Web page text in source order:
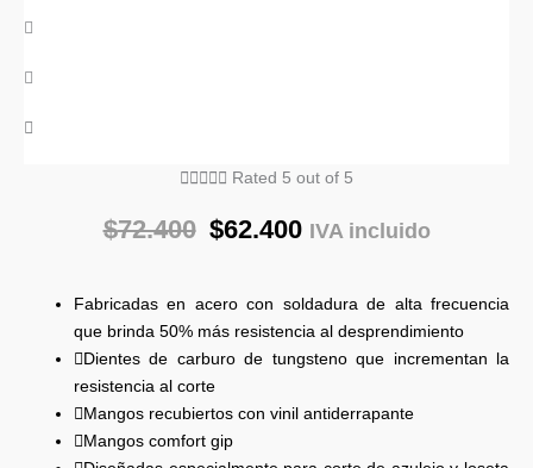
 Rated 5 out of 5
$72.400 $62.400 IVA incluido
Fabricadas en acero con soldadura de alta frecuencia
que brinda 50% más resistencia al desprendimiento
Dientes de carburo de tungsteno que incrementan la
resistencia al corte
Mangos recubiertos con vinil antiderrapante
Mangos comfort gip